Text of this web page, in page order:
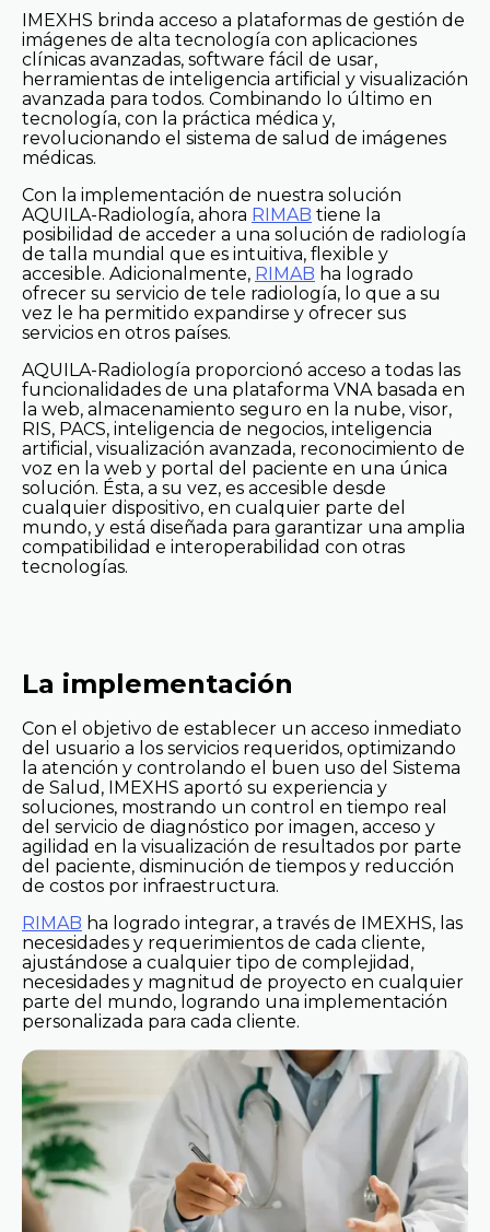
IMEXHS brinda acceso a plataformas de gestión de
imágenes de alta tecnología con aplicaciones
clínicas avanzadas, software fácil de usar,
herramientas de inteligencia artificial y visualización
avanzada para todos. Combinando lo último en
tecnología, con la práctica médica y,
revolucionando el sistema de salud de imágenes
médicas.
Con la implementación de nuestra solución
AQUILA-Radiología, ahora RIMAB tiene la
posibilidad de acceder a una solución de radiología
de talla mundial que es intuitiva, flexible y
accesible. Adicionalmente, RIMAB ha logrado
ofrecer su servicio de tele radiología, lo que a su
vez le ha permitido expandirse y ofrecer sus
servicios en otros países.
AQUILA-Radiología proporcionó acceso a todas las
funcionalidades de una plataforma VNA basada en
la web, almacenamiento seguro en la nube, visor,
RIS, PACS, inteligencia de negocios, inteligencia
artificial, visualización avanzada, reconocimiento de
voz en la web y portal del paciente en una única
solución. Ésta, a su vez, es accesible desde
cualquier dispositivo, en cualquier parte del
mundo, y está diseñada para garantizar una amplia
compatibilidad e interoperabilidad con otras
tecnologías.
La implementación
Con el objetivo de establecer un acceso inmediato
del usuario a los servicios requeridos, optimizando
la atención y controlando el buen uso del Sistema
de Salud, IMEXHS aportó su experiencia y
soluciones, mostrando un control en tiempo real
del servicio de diagnóstico por imagen, acceso y
agilidad en la visualización de resultados por parte
del paciente, disminución de tiempos y reducción
de costos por infraestructura.
RIMAB ha logrado integrar, a través de IMEXHS, las
necesidades y requerimientos de cada cliente,
ajustándose a cualquier tipo de complejidad,
necesidades y magnitud de proyecto en cualquier
parte del mundo, logrando una implementación
personalizada para cada cliente.